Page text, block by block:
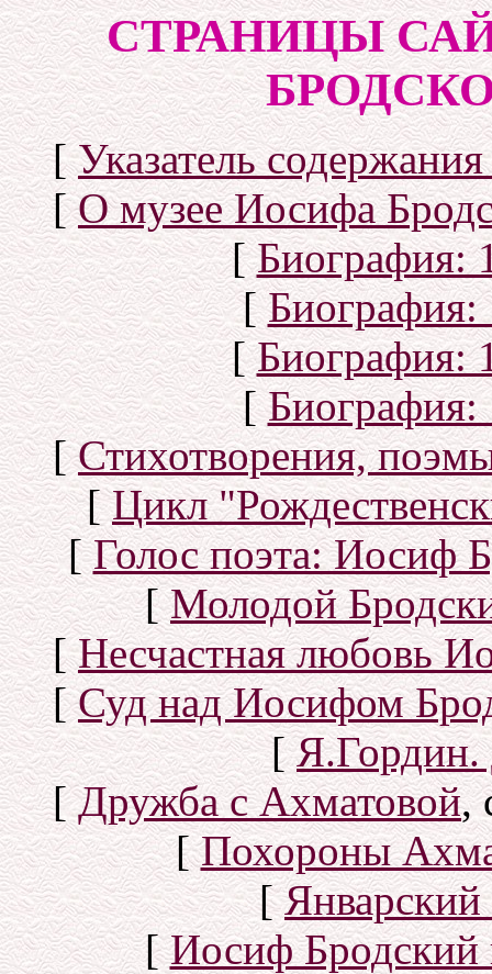
СТРАНИЦЫ
[Указатель
[О музее Иосифа
[Биография:
[Биография:
[Биография:
[Биография:
[Стихотворения,
[Цикл
[Голос поэта: Иосиф
[Молодой
[Несчастная любовь
[Суд над Иосифом
[Я.Гордин.
[Дружба с Ахматовой,
[Похороны
[Январский
[Иосиф Бродский